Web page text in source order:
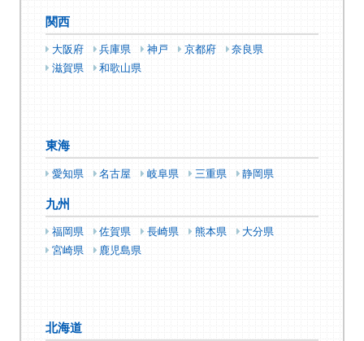
関西
大阪府 兵庫県 神戸 京都府
奈良県
滋賀県
和歌山県
東海
愛知県 名古屋 岐阜県 三重県 静岡県
九州
福岡県 佐賀県 長崎県 熊本県
大分県
宮崎県
鹿児島県
北海道